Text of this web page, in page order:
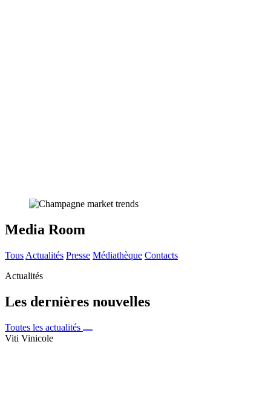
Media Room
Tous Actualités Presse Médiathèque Contacts
Actualités
Les dernières nouvelles
Toutes les actualités
Viti Vinicole